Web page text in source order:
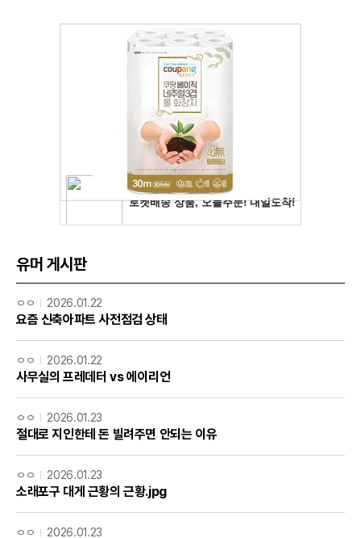
유머 게시판
ㅇㅇ 2026.01.22
요즘 신축아파트 사전점검 상태
ㅇㅇ 2026.01.22
사무실의 프레데터 vs 에이리언
ㅇㅇ 2026.01.23
절대로 지인한테 돈 빌려주면 안되는 이유
ㅇㅇ 2026.01.23
소래포구 대게 근황의 근황.jpg
ㅇㅇ 2026.01.23